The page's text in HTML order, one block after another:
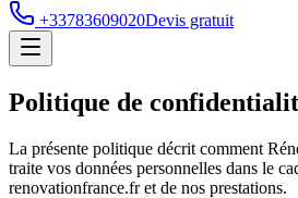
+33783609020Devis gratuit
Politique de
La présente politique décrit comment
traite vos données personnelles dans le
renovationfrance.fret de nos prestations.